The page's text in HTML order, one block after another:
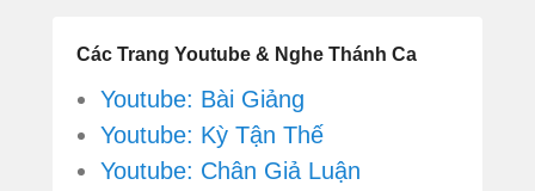
Các Trang Youtube & Nghe Thánh Ca
Youtube: Bài Giảng
Youtube: Kỳ Tận Thế
Youtube: Chân Giả Luận